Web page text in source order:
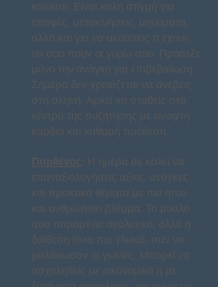
κινείσαι. Είναι καλή στιγμή για
επαφές, μετακινήσεις, μηνύματα,
αλλά και για να ακούσεις τι έχουν
να σου πουν οι γύρω σου. Πρόσεξε
μόνο την ανάγκη για επιβεβαίωση.
Σήμερα δεν χρειάζεται να ανέβεις
στη σκηνή. Αρκεί να σταθείς στο
κέντρο της συζήτησης με ανοιχτή
καρδιά και καθαρή πρόθεση.
Παρθένος: Η ημέρα σε καλεί να
επαναξιολογήσεις αξίες, ανάγκες
και πρακτικά θέματα με πιο ήπιο
και ανθρώπινο βλέμμα. Το μυαλό
σου παραμένει αναλυτικό, αλλά η
διάθεση είναι πιο γλυκιά, σαν να
μαλάκωσαν οι γωνίες. Μπορεί να
ασχοληθείς με οικονομικά ή με